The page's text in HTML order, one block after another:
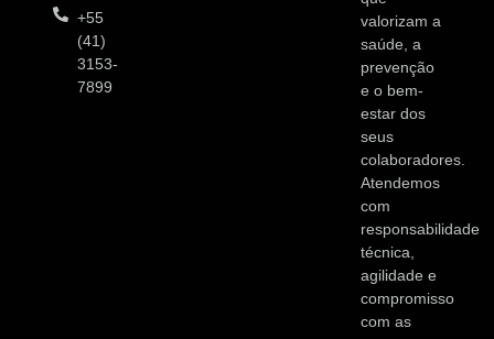
+55
(41)
3153-
7899
valorizam a
saúde, a
prevenção
e o bem-
estar dos
seus
colaboradores.
Atendemos
com
responsabilidade
técnica,
agilidade e
compromisso
com as